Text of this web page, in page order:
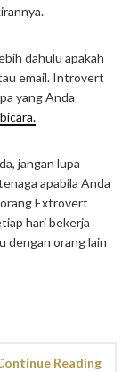
dahulu apakah
email. Introvert
yang Anda
jangan lupa
apabila Anda
Extrovert
hari bekerja
dengan orang lain
Reading